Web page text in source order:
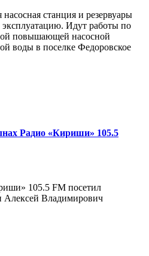
станция и резервуары
Идут работы по
повышающей насосной
воды в поселке Федоровское
Радио «Кириши» 105.5
105.5 FM посетил
Алексей Владимирович